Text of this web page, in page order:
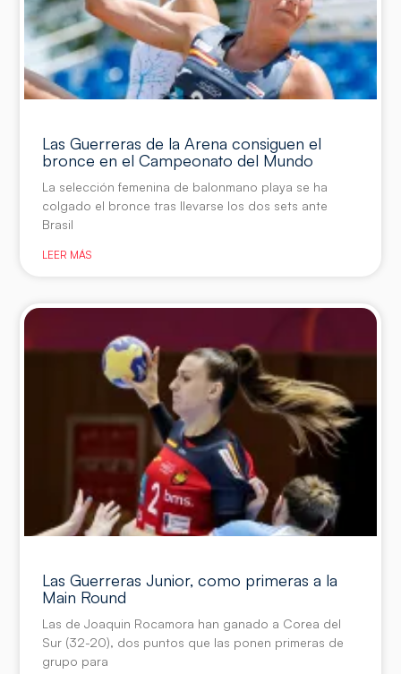
Las Guerreras de la Arena consiguen el
bronce en el Campeonato del Mundo
La selección femenina de balonmano playa se ha
colgado el bronce tras llevarse los dos sets ante
Brasil
LEER MÁS
Las Guerreras Junior, como primeras a la
Main Round
Las de Joaquin Rocamora han ganado a Corea del
Sur (32-20), dos puntos que las ponen primeras de
grupo para